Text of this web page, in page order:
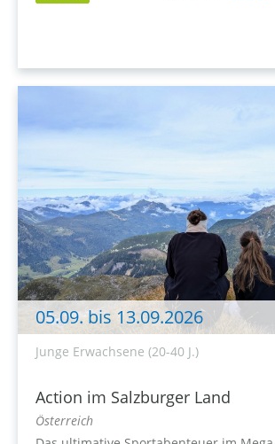
05.09. bis 13.09.2026
Junge Erwachsene (20-40 J.)
Action im Salzburger Land
Österreich